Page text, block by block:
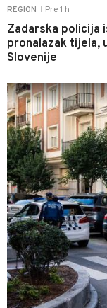
REGION Pre 1 h
Zadarska policija
pronalazak tijela,
Slovenije